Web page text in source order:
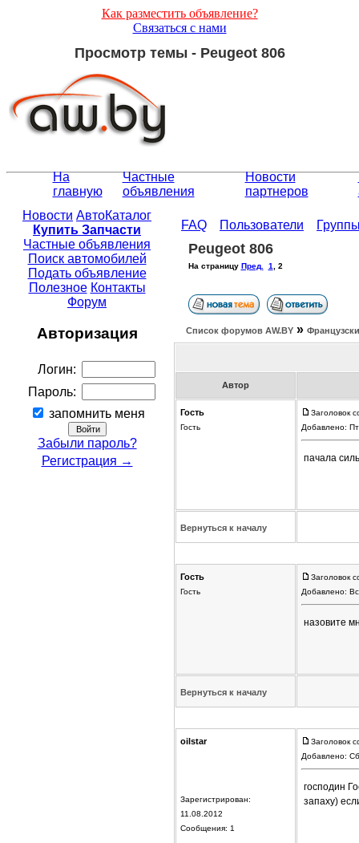
Как разместить объявление?
Связаться с нами
Просмотр темы - Peugeot 806
На
главную
Частные
объявления
Новости
партнеров
Новости АвтоКаталог
Купить Запчасти
Частные объявления
Поиск автомобилей
Подать объявление
Полезное Контакты
Форум
Авторизация
Логин:
Пароль:
запомнить меня
Забыли пароль?
Регистрация →
FAQ Пользователи
Peugeot 806
На страницу Пред. 1 2
Список форумов АW.BY »
Автор
Гость
Гость
Заголовок
Добавлено:
пачала
Вернуться к началу
Гость
Гость
Заголовок
Добавлено:
назовите
Вернуться к началу
oilstar
Зарегистрирован:
11.08.2012
Сообщения: 1
Заголовок
Добавлено:
господин
запаху)